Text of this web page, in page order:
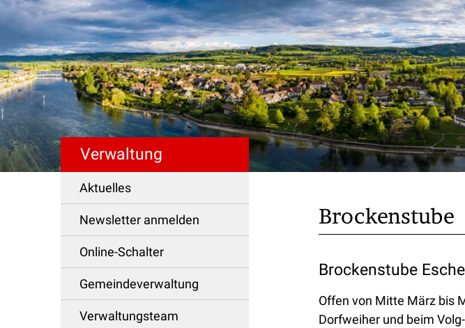
Verwaltung
Aktuelles
Newsletter anmelden
Online-Schalter
Gemeindeverwaltung
Verwaltungsteam
Brockenstube
Brockenstube
Offen von Mitte März bis
Dorfweiher und beim
Schnellzugriff